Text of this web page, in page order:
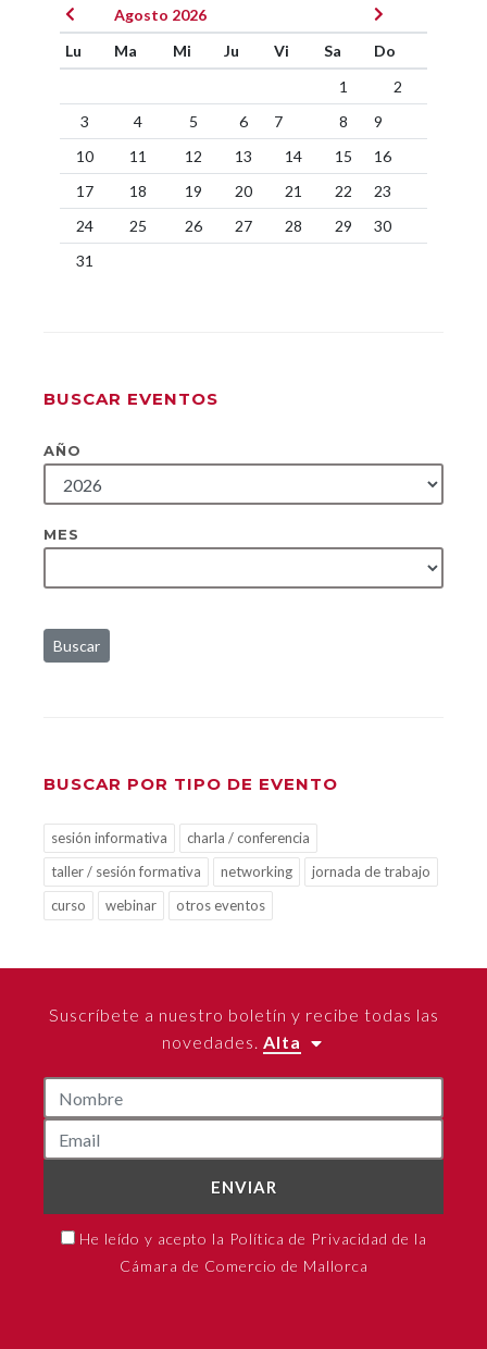
Agosto 2026
Lu
Ma Mi Ju Vi Sa
Do
1
2
3
4 5 6 7 8
9
10
11 12 13 14 15
16
17
18 19 20 21 22
23
24
25 26 27 28 29
30
31
BUSCAR EVENTOS
AÑO
MES
Buscar
BUSCAR POR TIPO DE EVENTO
sesión informativa
charla / conferencia
taller / sesión formativa
networking
jornada de trabajo
curso
webinar otros eventos
Suscríbete a nuestro boletín y recibe todas las
novedades. Alta
ENVIAR
He leído y acepto la Política de Privacidad de la
Cámara de Comercio de Mallorca